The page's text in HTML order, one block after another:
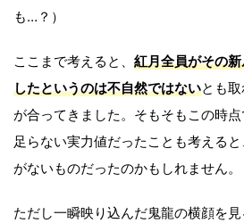
も…？）
ここまで考えると、 紅月全員がその
したというのは不自然ではないとも
が合ってきました。そもそもこの時
足らない実力値だったことも考える
がないものだったのかもしれません。
ただし一瞬映り込んだ鬼龍の横顔を見